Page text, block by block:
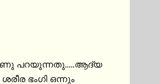
ഭംഗി ഒന്നും